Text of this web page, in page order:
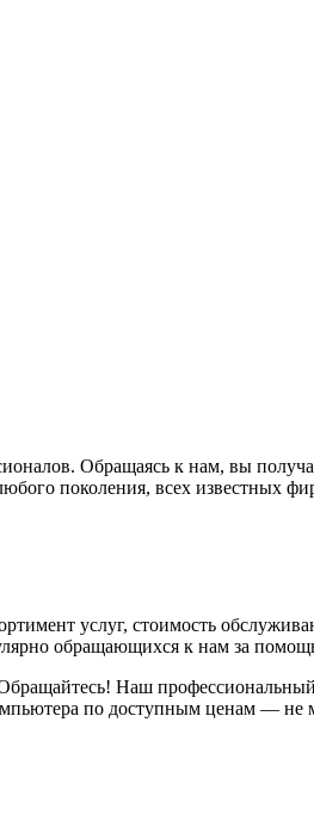
Обращаясь к нам, вы
поколения, всех известных
услуг, стоимость
обращающихся к нам за
Наш
по доступным ценам — не